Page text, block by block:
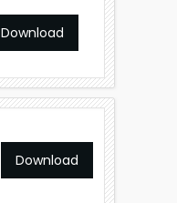
Download
Download